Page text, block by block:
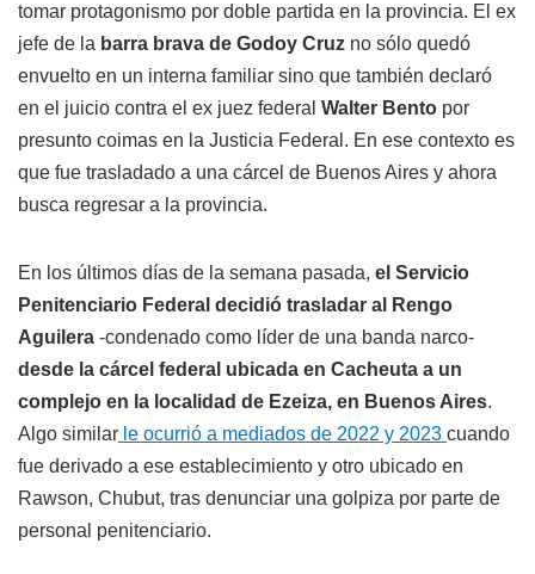
tomar protagonismo por doble partida en la provincia. El ex
jefe de la barra brava de Godoy Cruz no sólo quedó
envuelto en un interna familiar sino que también declaró
en el juicio contra el ex juez federal Walter Bento por
presunto coimas en la Justicia Federal. En ese contexto es
que fue trasladado a una cárcel de Buenos Aires y ahora
busca regresar a la provincia.
En los últimos días de la semana pasada, el Servicio
Penitenciario Federal decidió trasladar al
Rengo
Aguilera -condenado como líder de una banda narco-
desde la cárcel federal ubicada en Cacheuta a un
complejo en la localidad de Ezeiza, en Buenos Aires.
Algo similar le ocurrió a mediados de 2022 y 2023 cuando
fue derivado a ese establecimiento y otro ubicado en
Rawson, Chubut, tras denunciar una golpiza por parte de
personal penitenciario.